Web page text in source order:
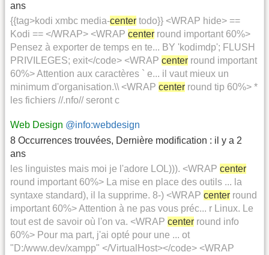
ans
{{tag>kodi xmbc media-center todo}} <WRAP hide> ==
Kodi == </WRAP> <WRAP center round important 60%>
Pensez à exporter de temps en te... BY 'kodimdp'; FLUSH
PRIVILEGES; exit</code> <WRAP center round important
60%> Attention aux caractères ` e... il vaut mieux un
minimum d'organisation.\\ <WRAP center round tip 60%> *
les fichiers //.nfo// seront c
Web Design @info:webdesign
8 Occurrences trouvées, Dernière modification : il y a 2
ans
les linguistes mais moi je l'adore LOL))). <WRAP center
round important 60%> La mise en place des outils ... la
syntaxe standard), il la supprime. 8-) <WRAP center round
important 60%> Attention à ne pas vous préc... r Linux. Le
tout est de savoir où l'on va. <WRAP center round info
60%> Pour ma part, j'ai opté pour une ... ot
"D:/www.dev/xampp" </VirtualHost></code> <WRAP